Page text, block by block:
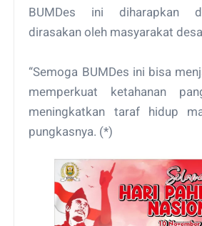
BUMDes ini diharapkan
dirasakan oleh masyarakat
“Semoga BUMDes ini bisa
memperkuat ketahanan
meningkatkan taraf hidup
pungkasnya. (*)